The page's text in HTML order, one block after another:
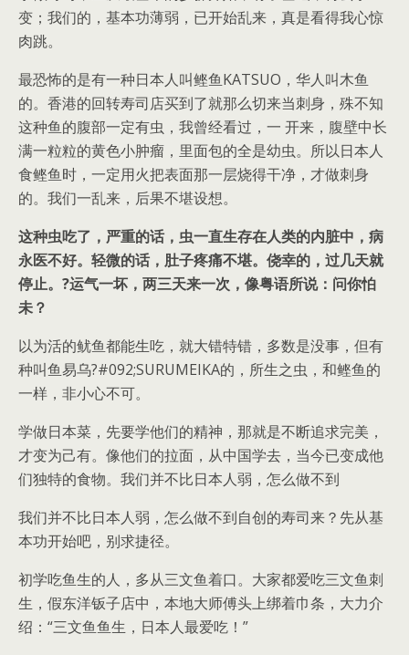
变；我们的，基本功薄弱，已开始乱来，真是看得我心惊
肉跳。
最恐怖的是有一种日本人叫鲣鱼KATSUO，华人叫木鱼
的。香港的回转寿司店买到了就那么切来当刺身，殊不知
这种鱼的腹部一定有虫，我曾经看过，一 开来，腹壁中长
满一粒粒的黄色小肿瘤，里面包的全是幼虫。所以日本人
食鲣鱼时，一定用火把表面那一层烧得干净，才做刺身
的。我们一乱来，后果不堪设想。
这种虫吃了，严重的话，虫一直生存在人类的内脏中，病
永医不好。轻微的话，肚子疼痛不堪。侥幸的，过几天就
停止。?运气一坏，两三天来一次，像粤语所说：问你怕
未？
以为活的鱿鱼都能生吃，就大错特错，多数是没事，但有
种叫鱼易乌?#092;SURUMEIKA的，所生之虫，和鲣鱼的
一样，非小心不可。
学做日本菜，先要学他们的精神，那就是不断追求完美，
才变为己有。像他们的拉面，从中国学去，当今已变成他
们独特的食物。我们并不比日本人弱，怎么做不到
我们并不比日本人弱，怎么做不到自创的寿司来？先从基
本功开始吧，别求捷径。
初学吃鱼生的人，多从三文鱼着口。大家都爱吃三文鱼刺
生，假东洋钣子店中，本地大师傅头上绑着巾条，大力介
绍：“三文鱼鱼生，日本人最爱吃！”